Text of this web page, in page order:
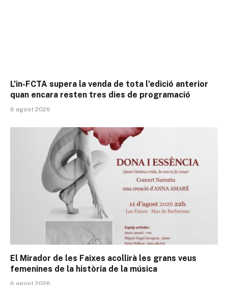
L’in-FCTA supera la venda de tota l’edició anterior
quan encara resten tres dies de programació
6 agost 2026
El Mirador de les Faixes acollirà les grans veus
femenines de la història de la música
6 agost 2026